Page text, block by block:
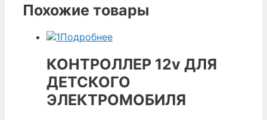
Похожие товары
Подробнее
КОНТРОЛЛЕР 12v ДЛЯ
ДЕТСКОГО
ЭЛЕКТРОМОБИЛЯ